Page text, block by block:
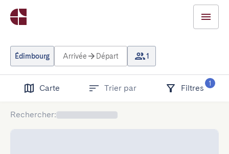
Édimbourg Arrivée Départ 1
Carte Trier par Filtres
1
Rechercher: